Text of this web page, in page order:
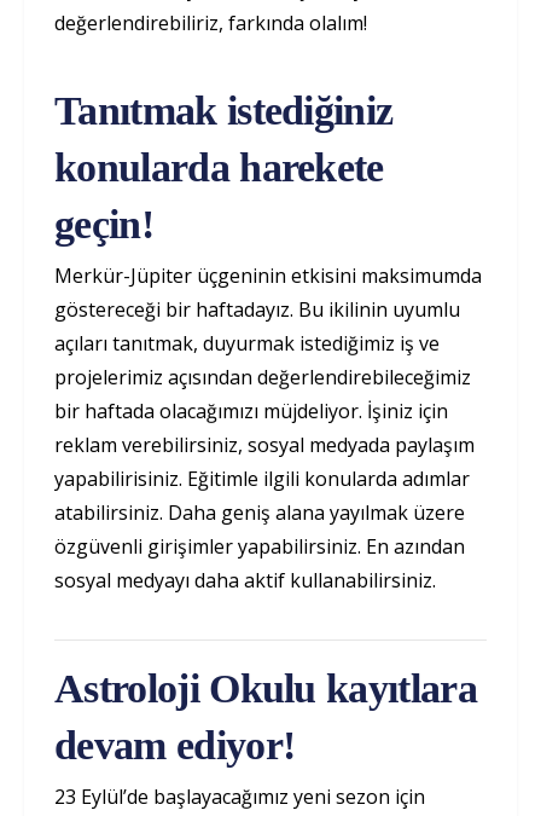
değerlendirebiliriz, farkında olalım!
Tanıtmak istediğiniz
konularda harekete
geçin!
Merkür-Jüpiter üçgeninin etkisini maksimumda
göstereceği bir haftadayız. Bu ikilinin uyumlu
açıları tanıtmak, duyurmak istediğimiz iş ve
projelerimiz açısından değerlendirebileceğimiz
bir haftada olacağımızı müjdeliyor. İşiniz için
reklam verebilirsiniz, sosyal medyada paylaşım
yapabilirisiniz. Eğitimle ilgili konularda adımlar
atabilirsiniz. Daha geniş alana yayılmak üzere
özgüvenli girişimler yapabilirsiniz. En azından
sosyal medyayı daha aktif kullanabilirsiniz.
Astroloji Okulu kayıtlara
devam ediyor!
23 Eylül’de başlayacağımız yeni sezon için